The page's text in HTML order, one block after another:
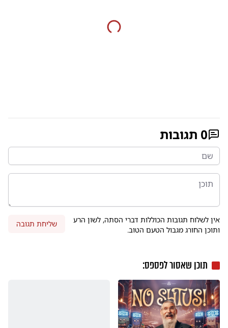
0 תגובות
אין לשלוח תגובות הכוללות דברי הסתה, לשון הרע
ותוכן החורג מגבול הטעם הטוב.
שליחת תגובה
תוכן שאסור לפספס: